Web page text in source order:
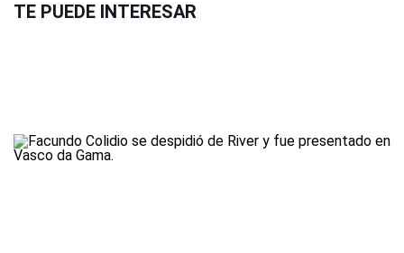
TE PUEDE INTERESAR